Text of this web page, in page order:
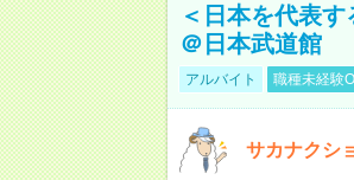
＜日本を代表
＠日本武道館
アルバイト 職種未経験
サカナクシ